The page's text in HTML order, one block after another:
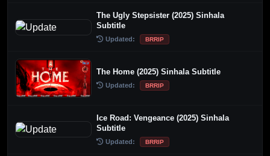
The Ugly Stepsister (2025) Sinhala
Subtitle
Updated: BRRIP
The Home (2025) Sinhala Subtitle
Updated: BRRIP
Ice Road: Vengeance (2025) Sinhala
Subtitle
Updated: BRRIP